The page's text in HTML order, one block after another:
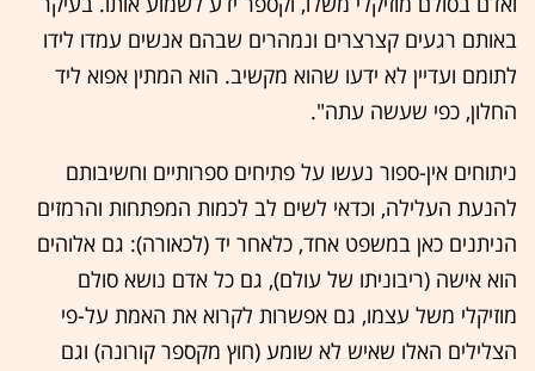
באותם רגעים קצרצרים ונמהרים שבהם אנשים עמדו לידו
לתומם ועדיין לא ידעו שהוא מקשיב. הוא המתין אפוא ליד
החלון, כפי שעשה עתה".
ניתוחים אין-ספור נעשו על פתיחים ספרותיים וחשיבותם
להנעת העלילה, וכדאי לשים לב לכמות המפתחות והרמזים
הניתנים כאן במשפט אחד, כלאחר יד (לכאורה): גם אלוהים
הוא אישה (ריבוניתו של עולם), גם כל אדם נושא סולם
מוזיקלי משל עצמו, גם אפשרות לקרוא את האמת על-פי
הצלילים האלו שאיש לא שומע (חוץ מקספר קורונה) וגם